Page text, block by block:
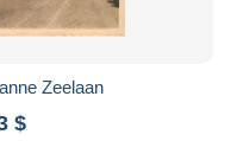
Zeelaan
$